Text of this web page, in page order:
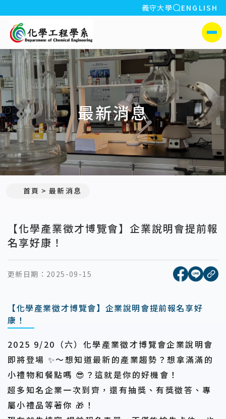
:::
義守大學 全站搜索
ENGLISH
側選單
最新消息
首頁 最新消息
【化學產業徵才博覽會】企業說明會提前報
名享好康！
更新日期： 2025-09-15 [另開新
[另開
複
【化學產業徵才博覽會】企業說明會提前報名享好
康！
2025 9/20（六） 化學產業徵才博覽會企業說明會
即將登場 ✨～想知道最新的產業趨勢？想拿滿滿的
小禮物和餐點嗎 😎？這就是你的好機會！
超多知名企業一次到齊，還有抽獎、有獎徵答、專
屬小禮品等著你 🎁！